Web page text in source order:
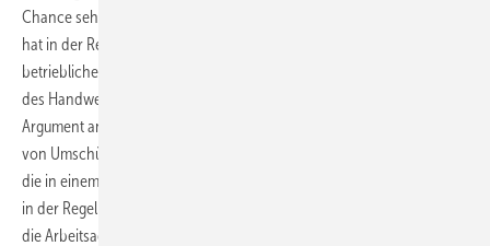
Chance sehen, die sogar Vorteile haben kann. „Ein solcher Kandidat
hat in der Regel bereits einen Beruf erlernt und ist mit vielen
betrieblichen Abläufen vertraut – teils auch mit den Besonderheiten
des Handwerks“, weiß Göbel aus Erfahrung und führt ein weiteres
Argument an, das für den „reiferen Jahrgang“ spricht: „Die Motivation
von Umschülern ist meist groß, weil sie sich der Chance bewusst sind,
die in einem beruflichen Neuanfang steckt.“ Eine Umschulung dauert
in der Regel lediglich zwei Jahre und wird in den meisten Fällen über
die Arbeitsagenturen finanziert.